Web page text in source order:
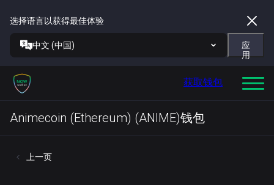
选择语言以获得最佳体验
中文 (中国)
应
用
获取钱包
Animecoin (Ethereum) (ANIME)钱包
上一页